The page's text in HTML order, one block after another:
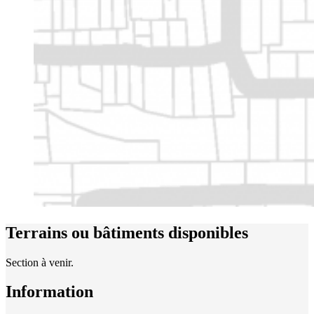
Terrains ou bâtiments disponibles
Section à venir.
Information